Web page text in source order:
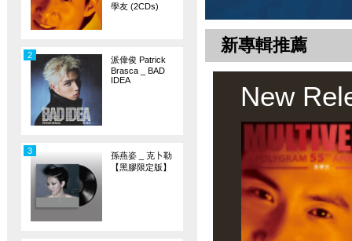
學友 (2CDs)
派偉俊 Patrick
Brasca _ BAD
IDEA
2
孫燕姿 _ 克卜勒
【黑膠限定版】
3
新專輯推薦
New